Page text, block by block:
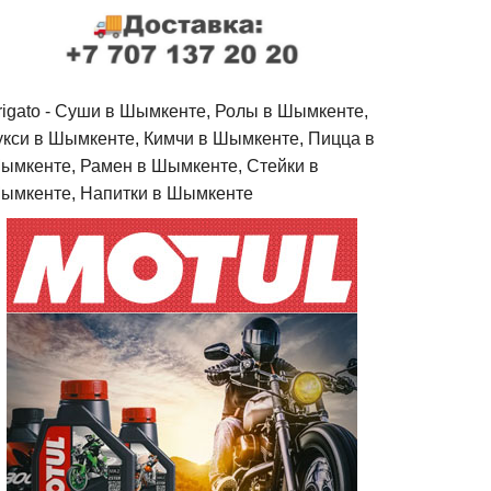
- Cуши в Шымкенте, Ролы в Шымкенте,
в Шымкенте, Кимчи в Шымкенте, Пицца в
Рамен в Шымкенте, Стейки в
Напитки в Шымкенте